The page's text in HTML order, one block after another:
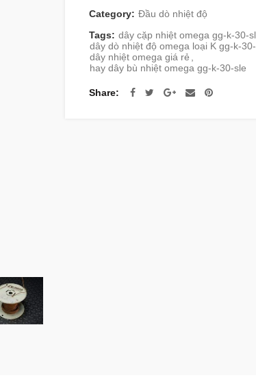
Category: Đầu dò nhiệt độ
Tags: dây cặp nhiệt omega gg-k-30-
dây dò nhiệt độ omega loại K gg-k-
dây nhiệt omega giá rẻ ,
hay dây bù nhiệt omega gg-k-30-sle
Share